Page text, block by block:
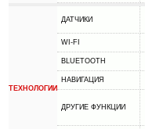
ТЕХНОЛОГИИ
ДАТЧИКИ
WI-FI
BLUETOOTH
НАВИГАЦИЯ
ДРУГИЕ ФУНКЦИИ